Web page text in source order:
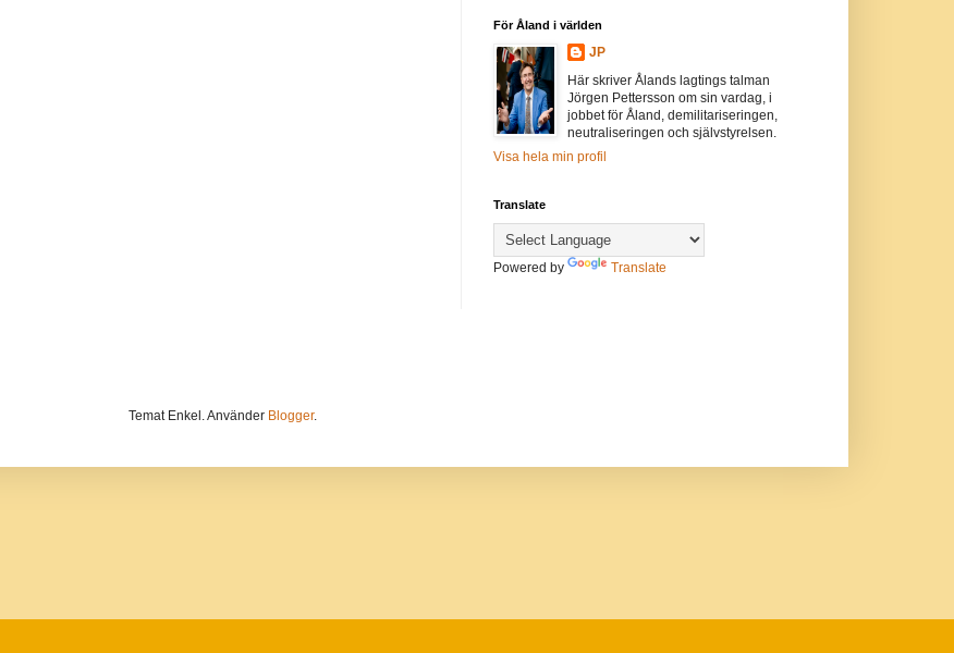
För Åland i världen
JP
Här skriver Ålands lagtings talman
Jörgen Pettersson om sin vardag, i
jobbet för Åland, demilitariseringen,
neutraliseringen och självstyrelsen.
Visa hela min profil
Translate
Powered by Translate
Temat Enkel. Använder Blogger.